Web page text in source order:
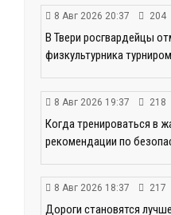
8 Авг 2026 20:37 204
В Твери росгвардейцы
физкультурника
8 Авг 2026 19:37 218
Когда тренироваться в
рекомендации по
8 Авг 2026 18:37 217
Дороги становятся